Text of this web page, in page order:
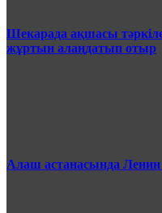
Шекарада ақшасы
жұртын алаңдатып отыр
Алаш астанасында Ленин